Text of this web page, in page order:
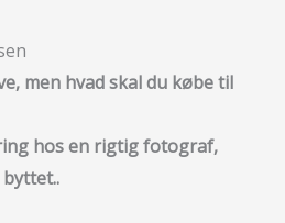
men hvad skal du købe til
hos en rigtig fotograf,